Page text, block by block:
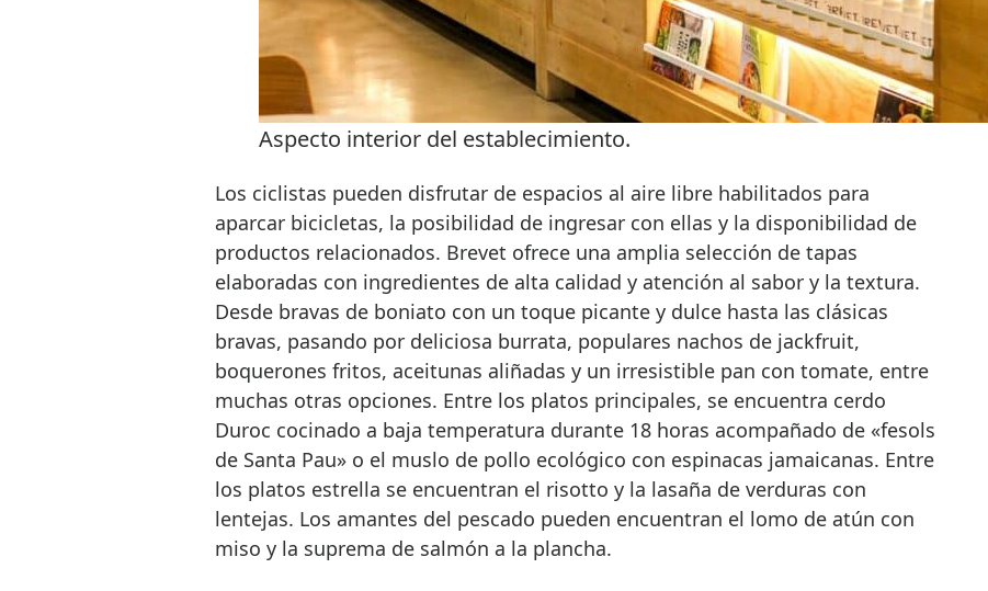
Aspecto interior del establecimiento.
Los ciclistas pueden disfrutar de espacios al aire libre habilitados para
aparcar bicicletas, la posibilidad de ingresar con ellas y la disponibilidad de
productos relacionados. Brevet ofrece una amplia selección de tapas
elaboradas con ingredientes de alta calidad y atención al sabor y la textura.
Desde bravas de boniato con un toque picante y dulce hasta las clásicas
bravas, pasando por deliciosa burrata, populares nachos de jackfruit,
boquerones fritos, aceitunas aliñadas y un irresistible pan con tomate, entre
muchas otras opciones. Entre los platos principales, se encuentra cerdo
Duroc cocinado a baja temperatura durante 18 horas acompañado de «fesols
de Santa Pau» o el muslo de pollo ecológico con espinacas jamaicanas. Entre
los platos estrella se encuentran el risotto y la lasaña de verduras con
lentejas. Los amantes del pescado pueden encuentran el lomo de atún con
miso y la suprema de salmón a la plancha.